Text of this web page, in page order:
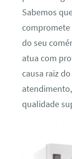
Sabemos
compromete
do seu
atua com
causa raiz
qualidade